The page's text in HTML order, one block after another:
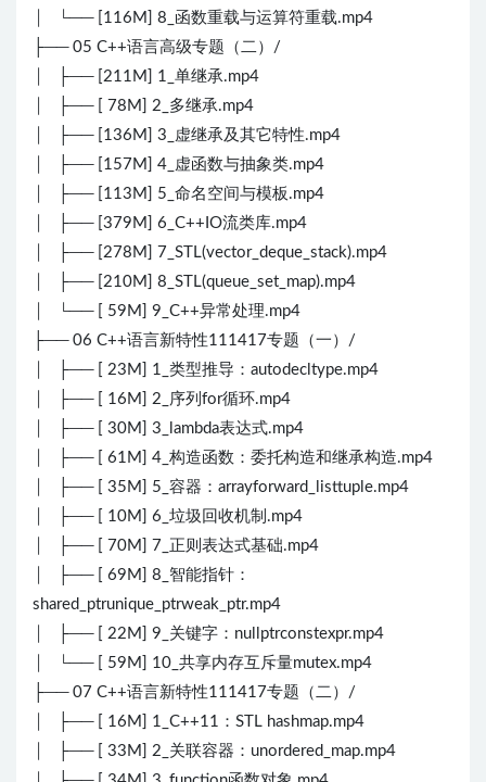
│ └── [116M] 8_函数重载与运算符重载.mp4
├── 05 C++语言高级专题（二）/
│ ├── [211M] 1_单继承.mp4
│ ├── [ 78M] 2_多继承.mp4
│ ├── [136M] 3_虚继承及其它特性.mp4
│ ├── [157M] 4_虚函数与抽象类.mp4
│ ├── [113M] 5_命名空间与模板.mp4
│ ├── [379M] 6_C++IO流类库.mp4
│ ├── [278M] 7_STL(vector_deque_stack).mp4
│ ├── [210M] 8_STL(queue_set_map).mp4
│ └── [ 59M] 9_C++异常处理.mp4
├── 06 C++语言新特性111417专题（一）/
│ ├── [ 23M] 1_类型推导：autodecltype.mp4
│ ├── [ 16M] 2_序列for循环.mp4
│ ├── [ 30M] 3_lambda表达式.mp4
│ ├── [ 61M] 4_构造函数：委托构造和继承构造.mp4
│ ├── [ 35M] 5_容器：arrayforward_listtuple.mp4
│ ├── [ 10M] 6_垃圾回收机制.mp4
│ ├── [ 70M] 7_正则表达式基础.mp4
│ ├── [ 69M] 8_智能指针：
shared_ptrunique_ptrweak_ptr.mp4
│ ├── [ 22M] 9_关键字：nullptrconstexpr.mp4
│ └── [ 59M] 10_共享内存互斥量mutex.mp4
├── 07 C++语言新特性111417专题（二）/
│ ├── [ 16M] 1_C++11：STL hashmap.mp4
│ ├── [ 33M] 2_关联容器：unordered_map.mp4